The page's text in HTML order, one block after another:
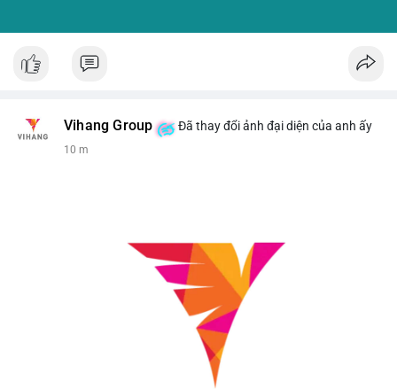
Vihang Group Đã thay đổi ảnh đại diện của anh ấy
10 m